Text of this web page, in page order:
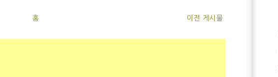
이전 게시물
홈